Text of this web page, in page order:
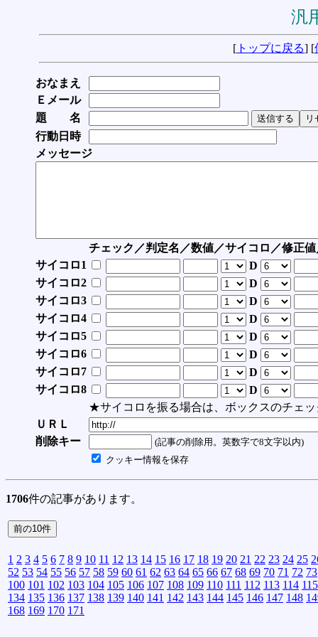
汎
[ トップに戻る] [
おなまえ
Ｅメール
題 名
行動日時
メッセージ
チェック／判定名／数値／サイコロ／修正
サイコロ1
D
サイコロ2
D
サイコロ3
D
サイコロ4
D
サイコロ5
D
サイコロ6
D
サイコロ7
D
サイコロ8
D
★サイコロを振る場合は、ボックスのチェッ
ＵＲＬ
削除キー
(記事の削除用。英数字で8文字以内)
クッキー情報を保存
1706件の記事があります。
1 2 3 4 5 6 7 8 9 10 11 12 13 14 15 16 17 18 19 20 21 22 23 24 25
52 53 54 55 56 57 58 59 60 61 62 63 64 65 66 67 68 69 70 71 72 73
100 101 102 103 104 105 106 107 108 109 110 111 112 113 114 115
134 135 136 137 138 139 140 141 142 143 144 145 146 147 148
168 169 170 171